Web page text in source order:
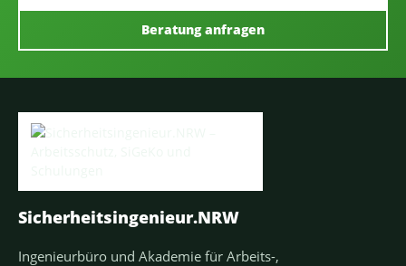
Beratung anfragen
Sicherheitsingenieur.NRW
Ingenieurbüro und Akademie für Arbeits-,